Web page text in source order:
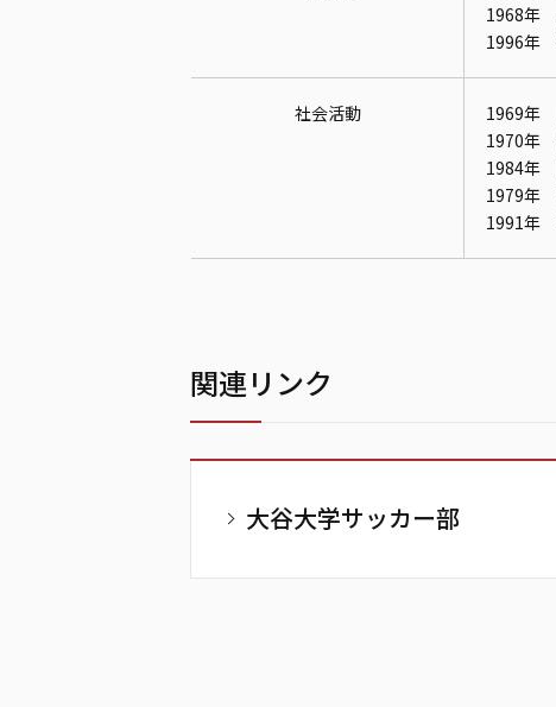
1968年
1996年
社会活動
1969年
1970年
1984年
1979年
1991年
関連リンク
大谷大学サッカー部